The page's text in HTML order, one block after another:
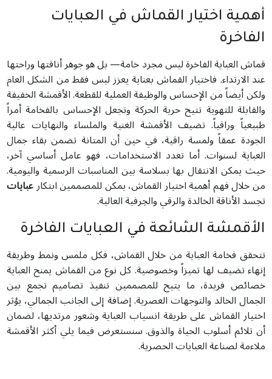
أهمية اختيار القماش في العبايات
الفاخرة
قماش العباية الفاخرة ليس مجرد خامة— بل هو جوهر أناقتها وراحتها
عند الارتداء. فاختيار القماش بعناية يعزز ليس فقط من الشكل العام
ولكن أيضاً من الإحساس والوظيفة العملية للقطعة. الأقمشة الخفيفة
والقابلة للتهوية تتيح حرية الحركة وتجعل الإحساس بالفخامة أمراً
طبيعياً وراقياً. تضيف الأقمشة الغنية والملساء والنهايات عالية
الجودة عمقاً ولمسة راقية، في حين أن المتانة تضمن بقاء جمال
العباية لسنوات. أما تعدد الاستخدامات، فهو عامل أساسي آخر،
حيث يمكن الانتقال بها بسلاسة بين المناسبات الرسمية واليومية.
من خلال فهم أهمية اختيار القماش، يمكن للمصممين ابتكارعبايات
تجسد الأناقة الخالدة والرقي والحِرفية العالية.
الأقمشة الشائعة في العبايات الفاخرة
تتحقق فخامة العباية من خلال القماش، فكل ملمس ونمط وطريقة
إنهاء تضيف لها تميزاً وخصوصية. كل نوع من القماش يمنح العباية
خصائص فريدة، ما يتيح للمصممين تنفيذ تصاميم تجمع بين
الجمال الخالد والتوجهات العصرية. إضافة إلى الجانب الجمالي، يؤثر
اختيار القماش على طريقة انسياب العباية وشعور مرتديها، لضمان
أن تلائم أسلوب الحياة والذوق. سنستعرض فيما يلي أكثر الأقمشة
ملاءمة لصناعة العبايات الحصرية.